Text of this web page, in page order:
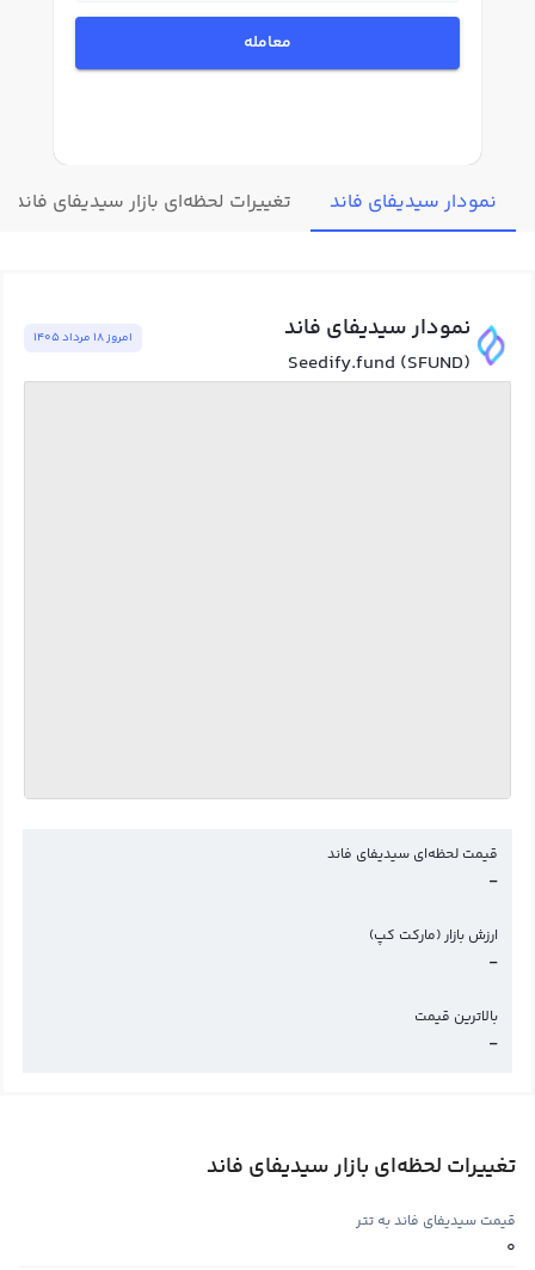
معامله
نمودار سیدیفای فاند تغییرات لحظه‌ای بازار سیدیفای فاند
نمودار سیدیفای فاند
Seedify.fund (SFUND)
امروز ١٨ مرداد ١٤٠٥
قیمت لحظه‌ای سیدیفای فاند
-
ارزش بازار (مارکت کپ)
-
بالاترین قیمت
-
تغییرات لحظه‌ای بازار سیدیفای فاند
قیمت سیدیفای فاند به تتر
0